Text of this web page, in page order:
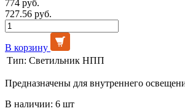
774 руб.
727.56 руб.
В корзину
Тип: Светильник НПП
Предназначены для внутреннего
В наличии: 6 шт